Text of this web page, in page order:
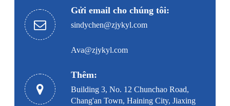
Gửi email cho chúng tôi:
sindychen@zjykyl.com
Ava@zjykyl.com
Thêm:
Building 3, No. 12 Chunchao Road,
Chang'an Town, Haining City, Jiaxing